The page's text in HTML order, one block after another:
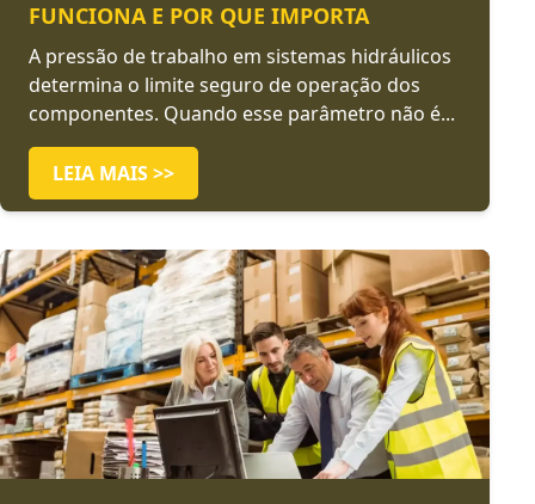
FUNCIONA E POR QUE IMPORTA
A pressão de trabalho em sistemas hidráulicos
determina o limite seguro de operação dos
componentes. Quando esse parâmetro não é...
LEIA MAIS >>